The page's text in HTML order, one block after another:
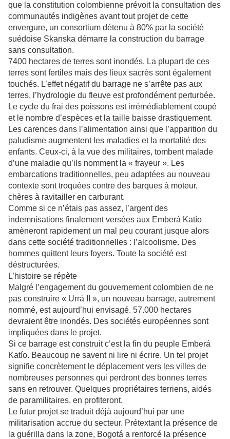
que la constitution colombienne prévoit la consultation des
communautés indigènes avant tout projet de cette
envergure, un consortium détenu à 80% par la société
suédoise Skanska démarre la construction du barrage
sans consultation.
7400 hectares de terres sont inondés. La plupart de ces
terres sont fertiles mais des lieux sacrés sont également
touchés. L’effet négatif du barrage ne s’arrête pas aux
terres, l’hydrologie du fleuve est profondément perturbée.
Le cycle du frai des poissons est irrémédiablement coupé
et le nombre d’espèces et la taille baisse drastiquement.
Les carences dans l’alimentation ainsi que l’apparition du
paludisme augmentent les maladies et la mortalité des
enfants. Ceux-ci, à la vue des militaires, tombent malade
d’une maladie qu’ils nomment la « frayeur ». Les
embarcations traditionnelles, peu adaptées au nouveau
contexte sont troquées contre des barques à moteur,
chères à ravitailler en carburant.
Comme si ce n’étais pas assez, l’argent des
indemnisations finalement versées aux Emberá Katío
amèneront rapidement un mal peu courant jusque alors
dans cette société traditionnelles : l’alcoolisme. Des
hommes quittent leurs foyers. Toute la société est
déstructurées.
L’histoire se répète
Malgré l’engagement du gouvernement colombien de ne
pas construire « Urrá II », un nouveau barrage, autrement
nommé, est aujourd’hui envisagé. 57.000 hectares
devraient être inondés. Des sociétés européennes sont
impliquées dans le projet.
Si ce barrage est construit c’est la fin du peuple Emberá
Katío. Beaucoup ne savent ni lire ni écrire. Un tel projet
signifie concrètement le déplacement vers les villes de
nombreuses personnes qui perdront des bonnes terres
sans en retrouver. Quelques propriétaires terriens, aidés
de paramilitaires, en profiteront.
Le futur projet se traduit déjà aujourd’hui par une
militarisation accrue du secteur. Prétextant la présence de
la guérilla dans la zone, Bogotá a renforcé la présence